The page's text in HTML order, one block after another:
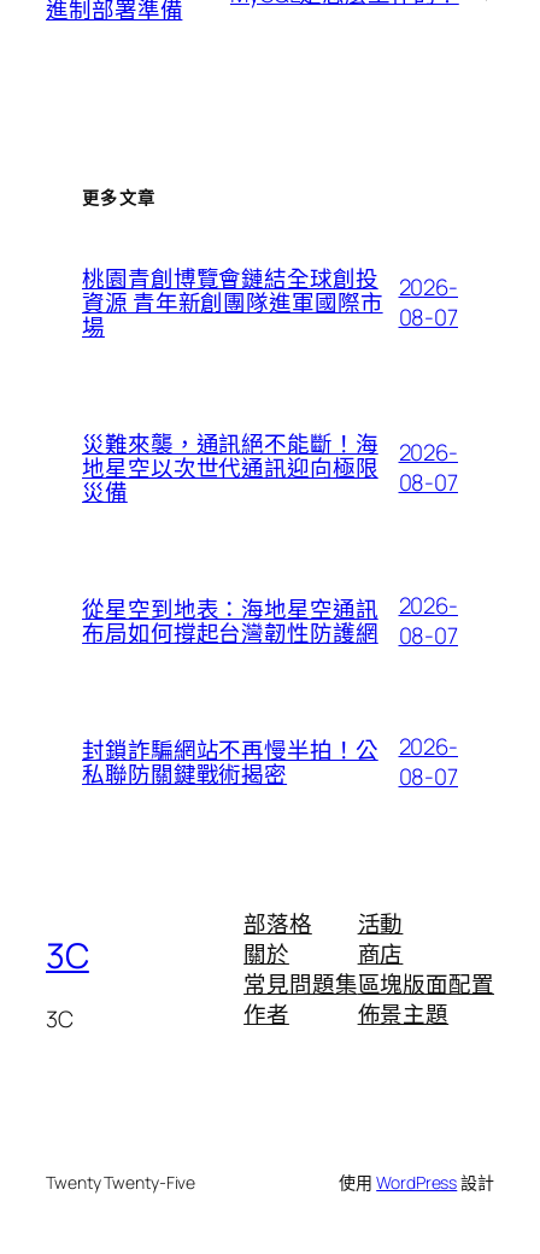
進制部署準備
更多文章
桃園青創博覽會鏈結全球創投
資源 青年新創團隊進軍國際市
場
2026-
08-07
災難來襲，通訊絕不能斷！海
地星空以次世代通訊迎向極限
災備
2026-
08-07
從星空到地表：海地星空通訊
布局如何撐起台灣韌性防護網
2026-
08-07
封鎖詐騙網站不再慢半拍！公
私聯防關鍵戰術揭密
2026-
08-07
3C
3C
部落格
關於
常見問題集
作者
活動
商店
區塊版面配置
佈景主題
Twenty Twenty-Five 使用WordPress設計